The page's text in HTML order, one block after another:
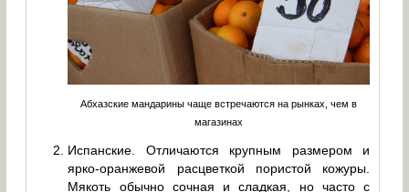
Абхазские мандарины чаще встречаются на рынках, чем в
магазинах
Испанские. Отличаются крупным размером и
ярко-оранжевой расцветкой пористой кожуры.
Мякоть обычно сочная и сладкая, но часто с